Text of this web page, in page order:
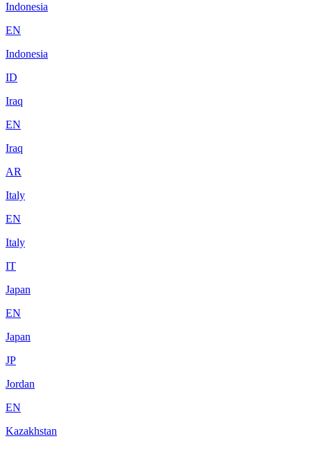
Indonesia
EN
Indonesia
ID
Iraq
EN
Iraq
AR
Italy
EN
Italy
IT
Japan
EN
Japan
JP
Jordan
EN
Kazakhstan